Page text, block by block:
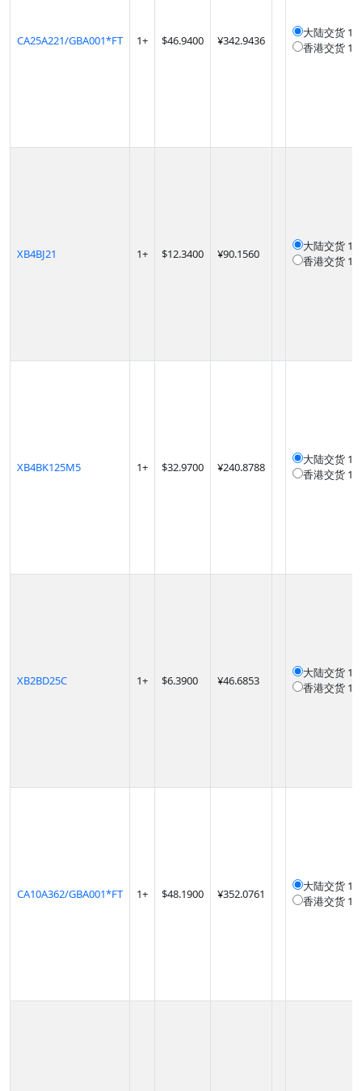
CA25A221/GBA001*FT 1+ $46.9400 ¥342.9436
大陆交货
香港交货
XB4BJ21 1+ $12.3400 ¥90.1560
大陆交货
香港交货
XB4BK125M5 1+ $32.9700 ¥240.8788
大陆交货
香港交货
XB2BD25C 1+ $6.3900 ¥46.6853
大陆交货
香港交货
CA10A362/GBA001*FT 1+ $48.1900 ¥352.0761
大陆交货
香港交货